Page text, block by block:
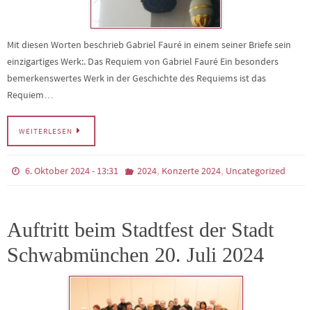
Mit diesen Worten beschrieb Gabriel Fauré in einem seiner Briefe sein
einzigartiges Werk:. Das Requiem von Gabriel Fauré Ein besonders
bemerkenswertes Werk in der Geschichte des Requiems ist das
Requiem…
WEITERLESEN
6. Oktober 2024 - 13:31 2024, Konzerte 2024, Uncategorized
Auftritt beim Stadtfest der Stadt
Schwabmünchen 20. Juli 2024